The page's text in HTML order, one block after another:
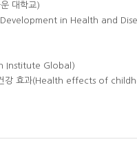
대학교)
Development in Health and
Institute Global)
건강 효과(Health effects of